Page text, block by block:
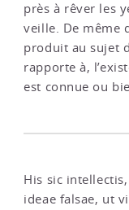
près à rêver les
veille. De même
produit au sujet
rapporte à,
est connue ou
His sic
ideae falsae, ut